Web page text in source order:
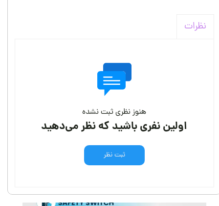
نظرات
هنوز نظری ثبت نشده
اولین نفری باشید که نظر می‌دهید
ثبت نظر